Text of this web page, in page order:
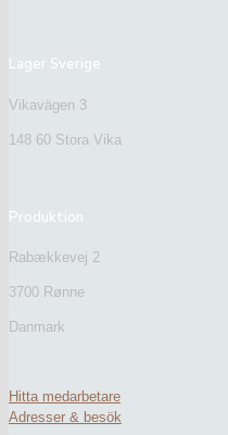
Lager Sverige
Vikavägen 3
148 60 Stora Vika
Produktion
Rabækkevej 2
3700 Rønne
Danmark
Hitta medarbetare
Adresser & besök